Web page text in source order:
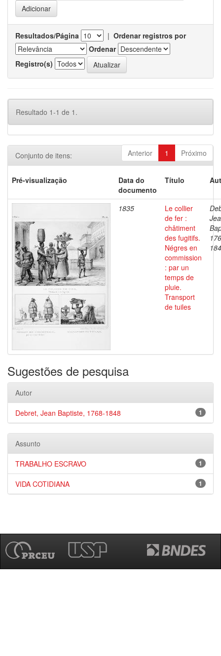
Resultados/Página | Ordenar registros por
Ordenar
Registro(s)
Resultado 1-1 de 1.
Anterior 1 Próximo
Conjunto de itens:
Pré-visualização
Data do
documento
Título
1835
Le collier
de fer :
châtiment
des fugitifs.
Négres en
commission
: par un
temps de
pluie.
Transport
de tuiles
Sugestões de pesquisa
Autor
1
Debret, Jean Baptiste, 1768-1848
Assunto
1
TRABALHO ESCRAVO
1
VIDA COTIDIANA